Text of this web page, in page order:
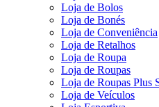
Loja de Bolos
Loja de Bonés
Loja de Conveniência
Loja de Retalhos
Loja de Roupa
Loja de Roupas
Loja de Roupas Plus
Loja de Veículos